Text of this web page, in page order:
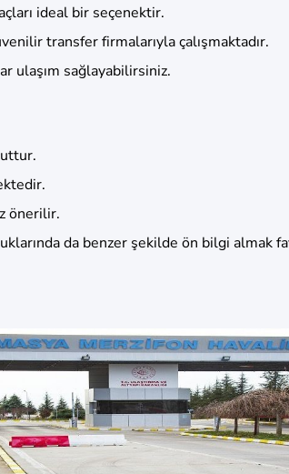
ideal bir seçenektir.
transfer firmalarıyla çalışmaktadır.
ulaşım sağlayabilirsiniz.
önerilir.
da benzer şekilde ön bilgi almak